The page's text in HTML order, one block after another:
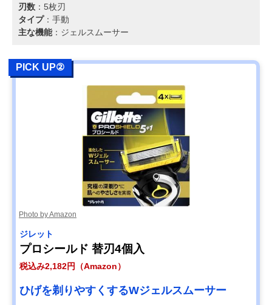
刃数 ：5枚刃
タイプ：手動
主な機能：ジェルスムーサー
PICK UP②
Photo by Amazon
ジレット
プロシールド 替刃4個入
税込み2,182円（Amazon）
ひげを剃りやすくするWジェルスムーサー